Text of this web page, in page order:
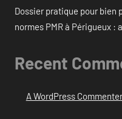
Dossier pratique pour bien
normes PMR à Périgueux
Recent
A WordPress Commenter